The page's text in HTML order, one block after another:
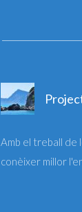
Amb el treball de
conèixer millor